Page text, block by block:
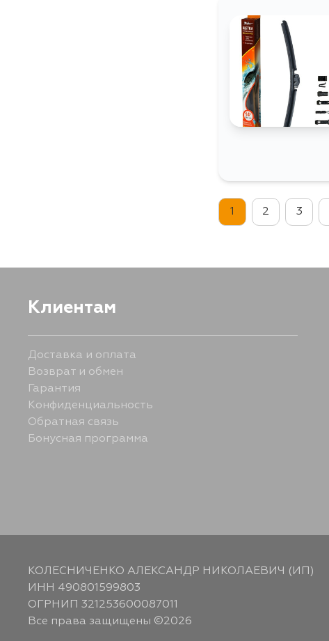
1 2 3
Клиентам
Доставка и оплата
Возврат и обмен
Гарантия
Конфиденциальность
Обратная связь
Бонусная программа
КОЛЕСНИЧЕНКО АЛЕКСАНДР НИКОЛАЕВИЧ (ИП)
ИНН 490801599803
ОГРНИП 321253600087011
Все права защищены ©2026